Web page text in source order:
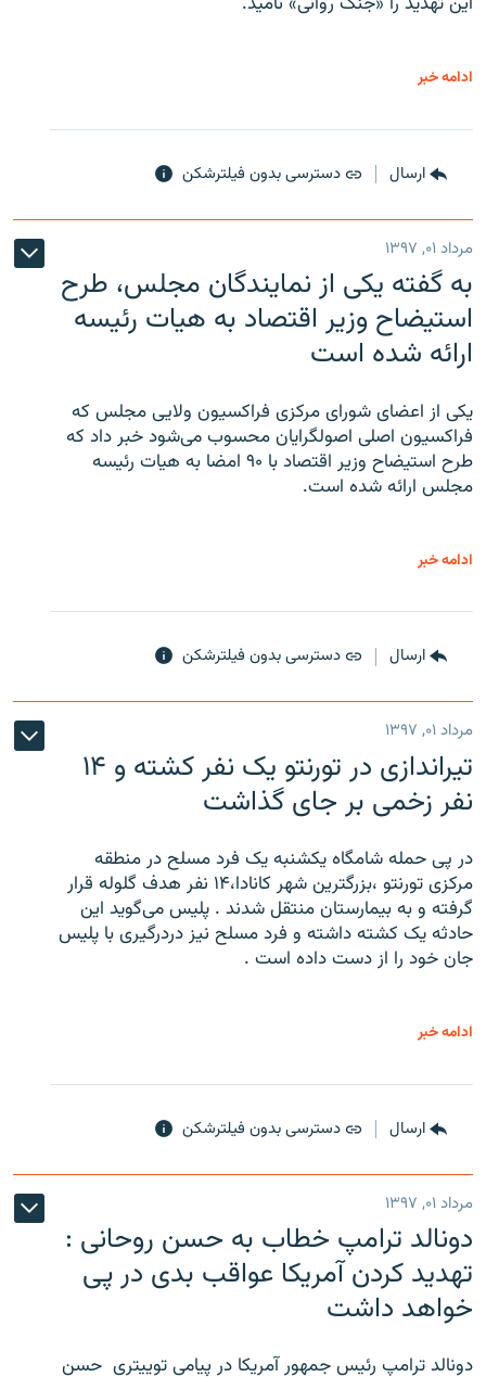
ادامه خبر
ارسال دسترسی بدون فیلترشکن
مرداد ۰۱, ۱۳۹۷
به گفته یکی از نمایندگان مجلس، طرح
استیضاح وزیر اقتصاد به هیات رئیسه
ارائه شده است
یکی از اعضای شورای مرکزی فراکسیون ولایی مجلس که
فراکسیون اصلی اصولگرایان محسوب می‌شود خبر داد که
طرح استیضاح وزیر اقتصاد با ۹۰ امضا به هیات رئیسه
مجلس ارائه شده است.
ادامه خبر
ارسال دسترسی بدون فیلترشکن
مرداد ۰۱, ۱۳۹۷
تیراندازی در تورنتو یک نفر کشته و ۱۴
نفر زخمی بر جای گذاشت
در پی حمله شامگاه یکشنبه یک فرد مسلح در منطقه
مرکزی تورنتو ،‌بزرگترین شهر کانادا،۱۴ نفر هدف گلوله قرار
گرفته و به بیمارستان منتقل شدند . پلیس می‌گوید این
حادثه یک کشته داشته و فرد مسلح نیز دردرگیری با پلیس
جان خود را از دست داده است .
ادامه خبر
ارسال دسترسی بدون فیلترشکن
مرداد ۰۱, ۱۳۹۷
دونالد ترامپ خطاب به حسن روحانی :
تهدید کردن آمریکا عواقب بدی در پی
خواهد داشت
دونالد ترامپ رئیس جمهور آمریکا در پیامی توییتری ‌ حسن